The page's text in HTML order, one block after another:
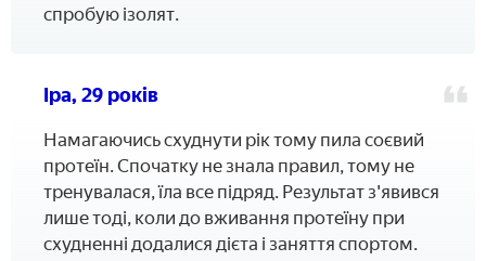
спробую ізолят.
Іра, 29 років
Намагаючись схуднути рік тому пила соєвий
протеїн. Спочатку не знала правил, тому не
тренувалася, їла все підряд. Результат з'явився
лише тоді, коли до вживання протеїну при
схудненні додалися дієта і заняття спортом.